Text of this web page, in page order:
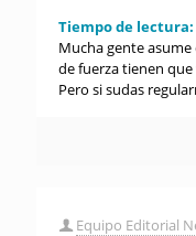
Tiempo de lectura:
Mucha gente
de fuerza tienen
Pero si sudas
Equipo Editorial